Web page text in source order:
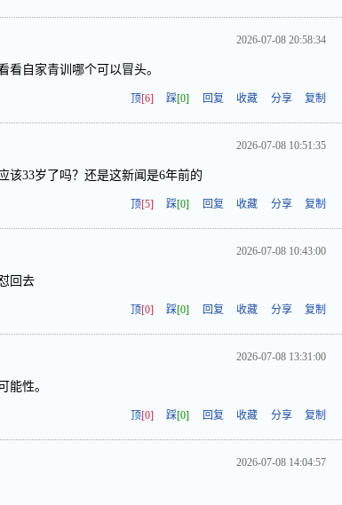
2026-07-08 20:58:34
看自家青训哪个可以冒头。
顶[6] 踩[0] 回复 收藏 分享 复制
2026-07-08 10:51:35
该33岁了吗？还是这新闻是6年前的
顶[5] 踩[0] 回复 收藏 分享 复制
2026-07-08 10:43:00
回去
顶[0] 踩[0] 回复 收藏 分享 复制
2026-07-08 13:31:00
能性。
顶[0] 踩[0] 回复 收藏 分享 复制
2026-07-08 14:04:57